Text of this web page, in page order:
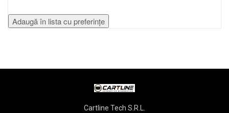
Adaugă în lista cu preferințe
Cartline Tech S.R.L.